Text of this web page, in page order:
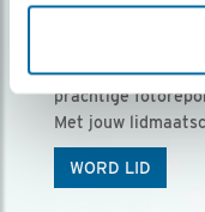
Ontvang 5 x
Vogels is het
prachtige
Met jouw
WORD LID